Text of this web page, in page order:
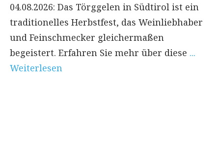
04.08.2026: Das Törggelen in Südtirol ist ein
traditionelles Herbstfest, das Weinliebhaber
und Feinschmecker gleichermaßen
begeistert. Erfahren Sie mehr über diese ...
Weiterlesen